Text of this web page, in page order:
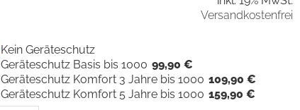
Versandkostenfrei
Kein Geräteschutz
Geräteschutz Basis bis 1000 99,90 €
Geräteschutz Komfort 3 Jahre bis 1000 109,90 €
Geräteschutz Komfort 5 Jahre bis 1000 159,90 €